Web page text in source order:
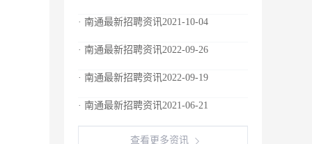
· 南通最新招聘资讯2021-10-04
· 南通最新招聘资讯2022-09-26
· 南通最新招聘资讯2022-09-19
· 南通最新招聘资讯2021-06-21
查看更多资讯